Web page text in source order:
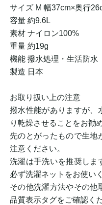
サイズ M 幅37cm×奥行
容量 約9.6L
素材 ナイロン100%
重量 約19g
機能 撥水処理・生活防水
製造 日本
お取り扱い上の注意
撥水性能がありますが、
り乾燥させることをお勧
先のとがったもので生地
注意ください。
洗濯は手洗いを推奨しま
必ず洗濯ネットをお使い
その他洗濯方法やその他
品質表示タグをご確認く